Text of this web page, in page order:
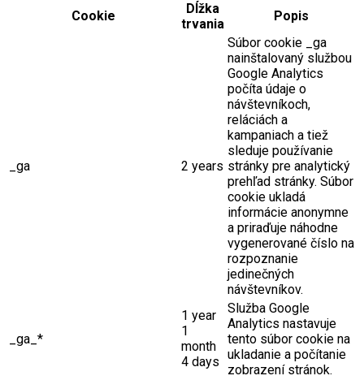
Cookie
Dĺžka
trvania
Popis
_ga 2 years
Súbor cookie _ga
nainštalovaný službou
Google Analytics
počíta údaje o
návštevníkoch,
reláciách a
kampaniach a tiež
sleduje používanie
stránky pre analytický
prehľad stránky. Súbor
cookie ukladá
informácie anonymne
a priraďuje náhodne
vygenerované číslo na
rozpoznanie
jedinečných
návštevníkov.
_ga_*
1 year
1
month
4 days
Služba Google
Analytics nastavuje
tento súbor cookie na
ukladanie a počítanie
zobrazení stránok.